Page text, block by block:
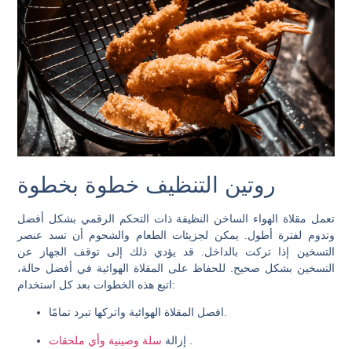
روتين التنظيف خطوة بخطوة
تعمل مقلاة الهواء الساخن النظيفة ذات التحكم الرقمي بشكل أفضل
وتدوم لفترة أطول. يمكن لجزيئات الطعام والشحوم أن تسد عنصر
التسخين إذا تركت بالداخل. قد يؤدي ذلك إلى توقف الجهاز عن
التسخين بشكل صحيح. للحفاظ على المقلاة الهوائية في أفضل حالة،
اتبع هذه الخطوات بعد كل استخدام:
افصل المقلاة الهوائية واتركها تبرد تمامًا.
إزالة